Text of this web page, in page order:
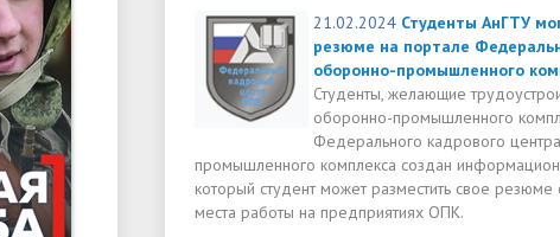
21.02.2024 Студенты АнГТУ
резюме на портале
оборонно-промышленного
Студенты, желающие
оборонно-промышленного
Федерального кадрового
промышленного комплекса создан
который студент может разместить свое
места работы на предприятиях ОПК.